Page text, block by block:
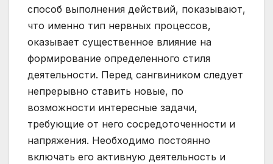
способ выполнения действий, показывают,
что именно тип нервных процессов,
оказывает существенное влияние на
формирование определенного стиля
деятельности. Перед сангвиником следует
непрерывно ставить новые, по
возможности интересные задачи,
требующие от него сосредоточенности и
напряжения. Необходимо постоянно
включать его активную деятельность и